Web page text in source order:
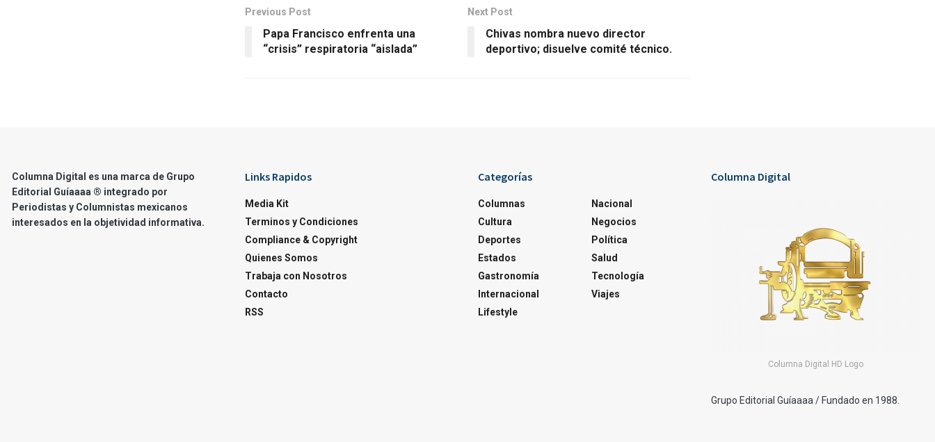
Previous Post
Papa Francisco enfrenta una
“crisis” respiratoria “aislada”
Next Post
Chivas nombra nuevo director
deportivo; disuelve comité técnico.
Columna Digital es una marca de Grupo
Editorial Guíaaaa ® integrado por
Periodistas y Columnistas mexicanos
interesados en la objetividad informativa.
Links Rapidos
Media Kit
Terminos y Condiciones
Compliance & Copyright
Quienes Somos
Trabaja con Nosotros
Contacto
RSS
Categorías
Columnas
Cultura
Deportes
Estados
Gastronomía
Internacional
Lifestyle
Nacional
Negocios
Política
Salud
Tecnología
Viajes
Columna Digital
Columna Digital HD Logo
Grupo Editorial Guíaaaa / Fundado en 1988.